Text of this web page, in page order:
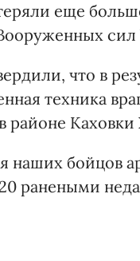
еще
что в
техника
Каховки
наших бойцов
ранеными